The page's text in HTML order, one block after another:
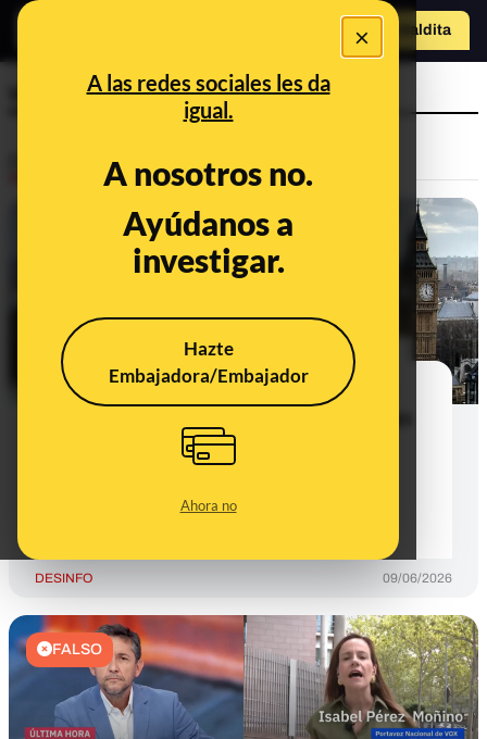
×
A las redes sociales les da
igual.
A nosotros no.
Ayúdanos a
investigar.
Hazte
Embajadora/Embajador
Ahora no
Hazte Maldito
a
violaciones
CONTEXTO
Qué sabemos del rapto y violación
Reino Unido: son testimonios de
víctimas recogidos en una
"investigación independiente" del
DESINFO 09/06/2026
FALSO